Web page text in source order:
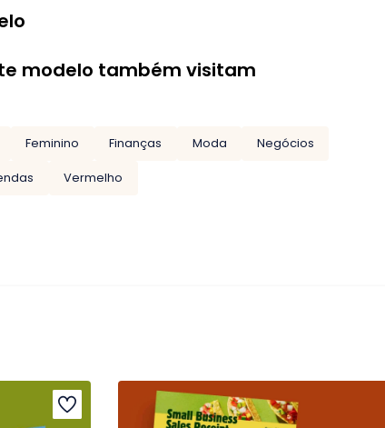
modelo também visitam
Feminino Finanças Moda
Negócios
Vermelho